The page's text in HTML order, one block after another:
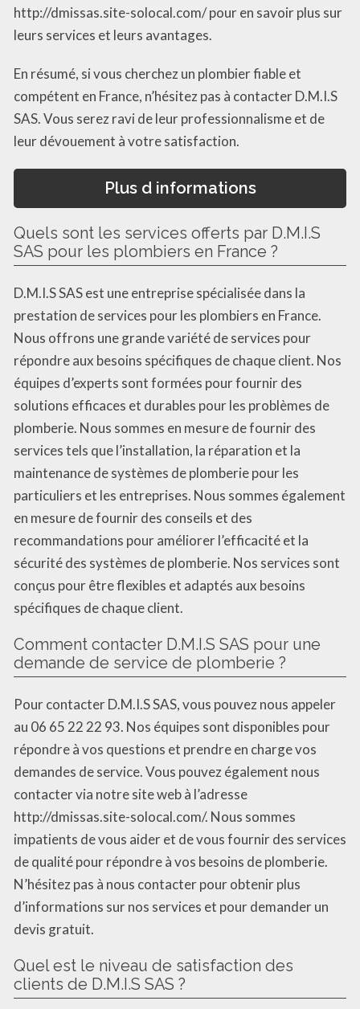
http://dmissas.site-solocal.com/ pour en savoir plus sur
leurs services et leurs avantages.
En résumé, si vous cherchez un plombier fiable et
compétent en France, n’hésitez pas à contacter D.M.I.S
SAS. Vous serez ravi de leur professionnalisme et de
leur dévouement à votre satisfaction.
Plus d informations
Quels sont les services offerts par D.M.I.S
SAS pour les plombiers en France ?
D.M.I.S SAS est une entreprise spécialisée dans la
prestation de services pour les plombiers en France.
Nous offrons une grande variété de services pour
répondre aux besoins spécifiques de chaque client. Nos
équipes d’experts sont formées pour fournir des
solutions efficaces et durables pour les problèmes de
plomberie. Nous sommes en mesure de fournir des
services tels que l’installation, la réparation et la
maintenance de systèmes de plomberie pour les
particuliers et les entreprises. Nous sommes également
en mesure de fournir des conseils et des
recommandations pour améliorer l’efficacité et la
sécurité des systèmes de plomberie. Nos services sont
conçus pour être flexibles et adaptés aux besoins
spécifiques de chaque client.
Comment contacter D.M.I.S SAS pour une
demande de service de plomberie ?
Pour contacter D.M.I.S SAS, vous pouvez nous appeler
au 06 65 22 22 93. Nos équipes sont disponibles pour
répondre à vos questions et prendre en charge vos
demandes de service. Vous pouvez également nous
contacter via notre site web à l’adresse
http://dmissas.site-solocal.com/. Nous sommes
impatients de vous aider et de vous fournir des services
de qualité pour répondre à vos besoins de plomberie.
N’hésitez pas à nous contacter pour obtenir plus
d’informations sur nos services et pour demander un
devis gratuit.
Quel est le niveau de satisfaction des
clients de D.M.I.S SAS ?